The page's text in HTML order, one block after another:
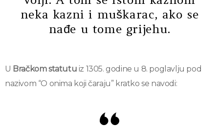
neka kazni i muškarac, ako se
nađe u tome grijehu.
U Bračkom statutu iz 1305. godine u 8. poglavlju pod
nazivom “O onima koji čaraju” kratko se navodi: